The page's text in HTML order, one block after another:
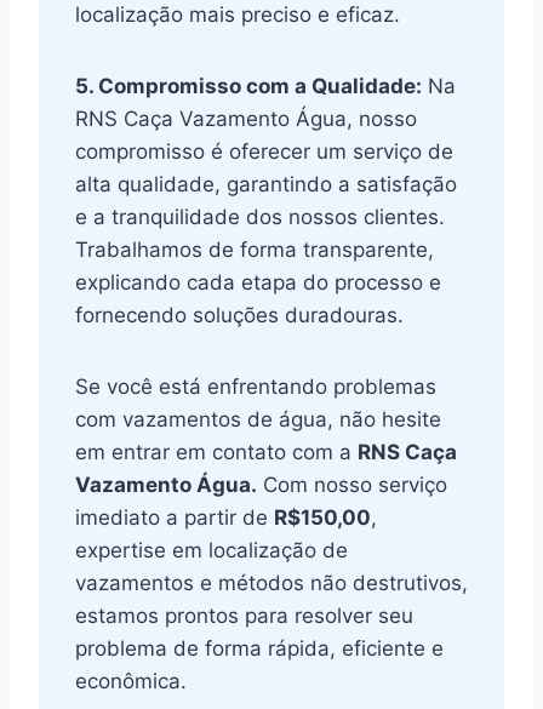
localização mais preciso e eficaz.
5. Compromisso com a Qualidade: Na
RNS Caça Vazamento Água, nosso
compromisso é oferecer um serviço de
alta qualidade, garantindo a satisfação
e a tranquilidade dos nossos clientes.
Trabalhamos de forma transparente,
explicando cada etapa do processo e
fornecendo soluções duradouras.
Se você está enfrentando problemas
com vazamentos de água, não hesite
em entrar em contato com a RNS Caça
Vazamento Água. Com nosso serviço
imediato a partir de R$150,00,
expertise em localização de
vazamentos e métodos não destrutivos,
estamos prontos para resolver seu
problema de forma rápida, eficiente e
econômica.